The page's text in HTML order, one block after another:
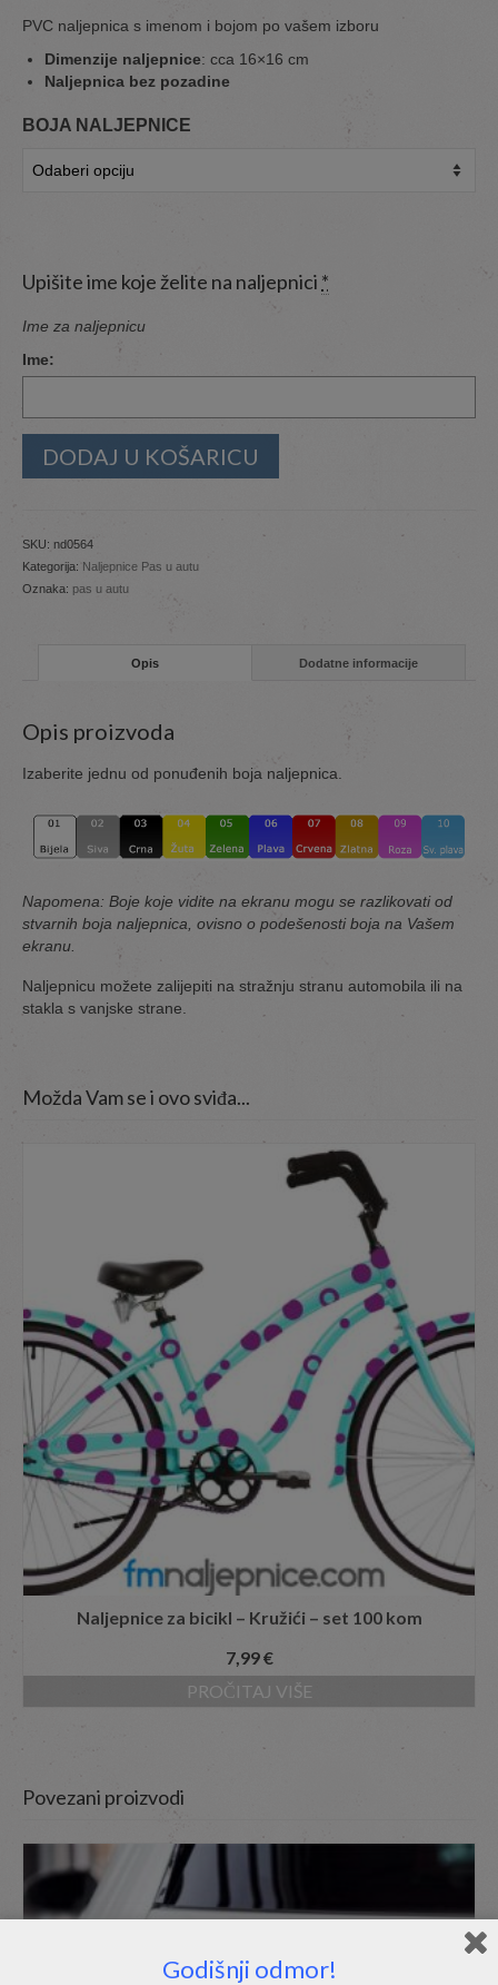
PVC naljepnica s imenom i bojom po vašem izboru
Dimenzije naljepnice: cca 16×16 cm
Naljepnica bez pozadine
BOJA NALJEPNICE
Upišite ime koje želite na naljepnici *
Ime za naljepnicu
Ime:
DODAJ U KOŠARICU
SKU: nd0564
Kategorija: Naljepnice Pas u autu
Oznaka: pas u autu
Opis Dodatne informacije
Opis proizvoda
Izaberite jednu od ponuđenih boja naljepnica.
Napomena: Boje koje vidite na ekranu mogu se razlikovati od
stvarnih boja naljepnica, ovisno o podešenosti boja na Vašem
ekranu.
Naljepnicu možete zalijepiti na stražnju stranu automobila ili na
stakla s vanjske strane.
Možda Vam se i ovo sviđa...
Naljepnice za bicikl – Kružići – set 100 kom
7,99€
PROČITAJ VIŠE
Povezani proizvodi
Godišnji odmor!